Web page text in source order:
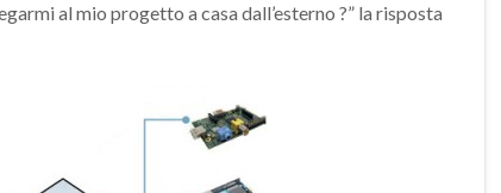
al mio progetto a casa dall’esterno ?” la risposta